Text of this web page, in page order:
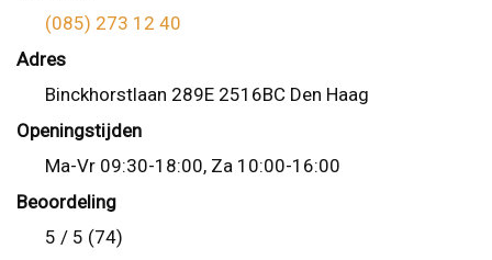
(085) 273 12 40
Adres
Binckhorstlaan 289E 2516BC Den Haag
Openingstijden
Ma-Vr 09:30-18:00, Za 10:00-16:00
Beoordeling
5 / 5 (74)